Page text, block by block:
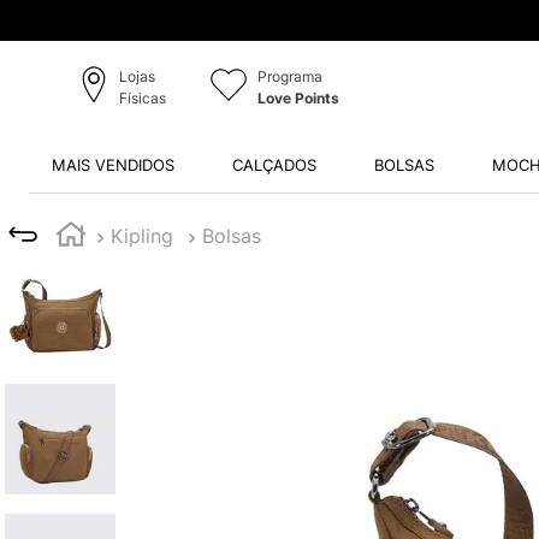
Lojas
Físicas
Programa
Love Points
MAIS VENDIDOS CALÇADOS BOLSAS
Kipling Bolsas